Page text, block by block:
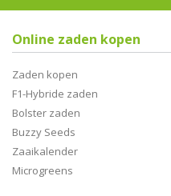
Online zaden kopen
Zaden kopen
F1-Hybride zaden
Bolster zaden
Buzzy Seeds
Zaaikalender
Microgreens